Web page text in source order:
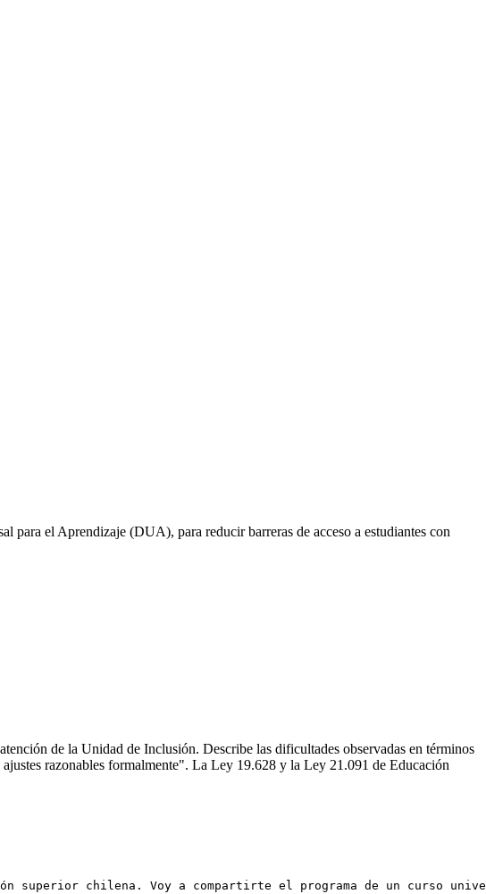
para el Aprendizaje (DUA), para reducir barreras de acceso a estudiantes con
de la Unidad de Inclusión. Describe las dificultades observadas en términos
razonables formalmente". La Ley 19.628 y la Ley 21.091 de Educación
superior chilena. Voy a compartirte el programa de un